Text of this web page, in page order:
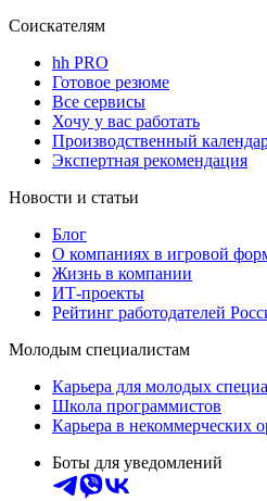
Соискателям
hh PRO
Готовое резюме
Все сервисы
Хочу у вас работать
Производственный
Экспертная рекомендация
Новости и статьи
Блог
О компаниях в игровой
Жизнь в компании
ИТ-проекты
Рейтинг работодателей
Молодым специалистам
Карьера для молодых
Школа программистов
Карьера в некоммерческих
Боты для уведомлений